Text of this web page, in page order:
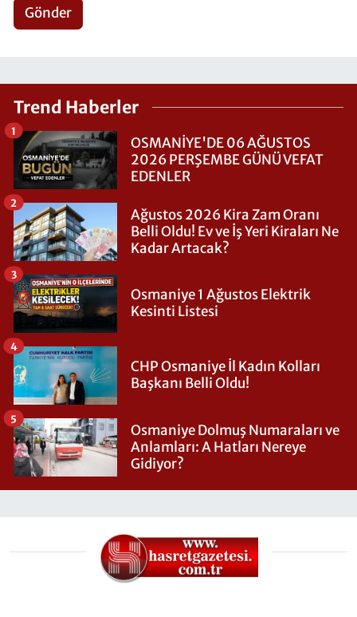
Gönder
Trend Haberler
OSMANİYE'DE 06 AĞUSTOS
2026 PERŞEMBE GÜNÜ VEFAT
EDENLER
1
Ağustos 2026 Kira Zam Oranı
Belli Oldu! Ev ve İş Yeri Kiraları Ne
Kadar Artacak?
2
Osmaniye 1 Ağustos Elektrik
Kesinti Listesi
3
CHP Osmaniye İl Kadın Kolları
Başkanı Belli Oldu!
4
Osmaniye Dolmuş Numaraları ve
Anlamları: A Hatları Nereye
Gidiyor?
5